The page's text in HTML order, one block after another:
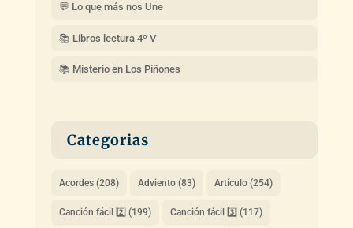
💬 Lo que más nos Une
📚 Libros lectura 4º V
📚 Misterio en Los Piñones
Categorias
Acordes(208) Adviento(83) Artículo(254)
Canción fácil 2️⃣ (199) Canción fácil 3️⃣ (117)